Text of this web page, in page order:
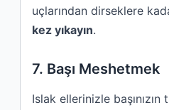
uçlarından dirseklere
kez yıkayın.
7. Başı Meshetmek
Islak ellerinizle başınızın